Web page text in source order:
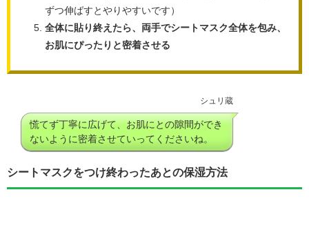
ずつ伸ばすとやりやすいです）
全体に貼り終えたら、両手でシートマスク全体を包み、
お肌にぴったりと密着させる
シュリ蔵
慌てず丁寧に広げて、お肌にとの隙間ができ
ないように密着させていってくださいね。
シートマスクをつけ終わったあとの保湿方法